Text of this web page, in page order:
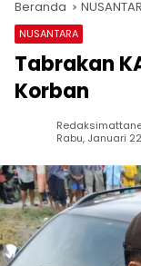
Beranda
NUSANTARA
Tabrakan
Korban
Rabu, Januari